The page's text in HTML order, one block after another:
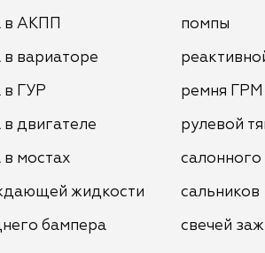
в АКПП
в вариаторе
в ГУР
в двигателе
в мостах
жидкости
бампера
помпы
ремня ГРМ
рулевой
сальников
свечей